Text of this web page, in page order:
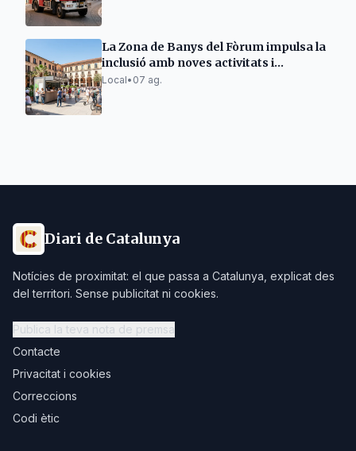
La Zona de Banys del Fòrum impulsa la
inclusió amb noves activitats i
guingueta
Local• 07 ag.
Diari de Catalunya
Notícies de proximitat: el que passa a Catalunya, explicat des
del territori. Sense publicitat ni cookies.
Publica la teva nota de premsa
Contacte
Privacitat i cookies
Correccions
Codi ètic